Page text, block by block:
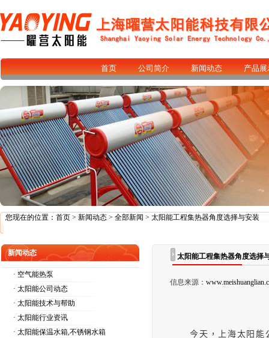
首页 公司简介 新闻动态 产品展
您现在的位置： 首页 > 新闻动态 > 全部新闻 > 太阳能工程集热器角度选择与安装
新闻动态
· 空气能热泵
· 太阳能公司动态
· 太阳能技术与帮助
· 太阳能行业资讯
· 太阳能保温水箱,不锈钢水箱
太阳能工程集热器角度选择
信息来源：
今天，上海太阳能